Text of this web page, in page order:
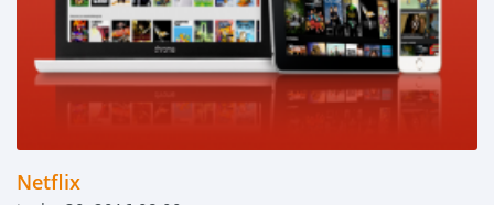
Netflix